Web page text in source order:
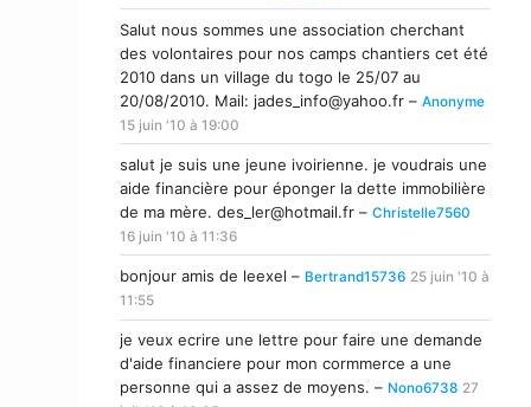
Salut nous sommes une association cherchant
des volontaires pour nos camps chantiers cet été
2010 dans un village du togo le 25/07 au
20/08/2010. Mail: jades_info@yahoo.fr– Anonyme
15 juin '10 à 19:00
salut je suis une jeune ivoirienne. je voudrais une
aide financière pour éponger la dette immobilière
de ma mère. des_ler@hotmail.fr– Christelle7560
16 juin '10 à 11:36
bonjour amis de leexel – Bertrand15736 25 juin '10 à
11:55
je veux ecrire une lettre pour faire une demande
d'aide financiere pour mon cormmerce a une
personne qui a assez de moyens. – Nono6738 27